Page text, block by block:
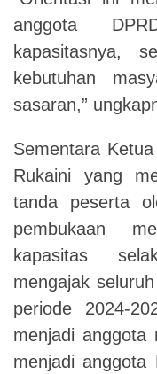
anggota
kapasitasnya,
kebutuhan
sasaran,”
Sementara
Rukaini yang
tanda peserta
pembukaan
kapasitas
mengajak
periode 2024-
menjadi anggota
menjadi anggota